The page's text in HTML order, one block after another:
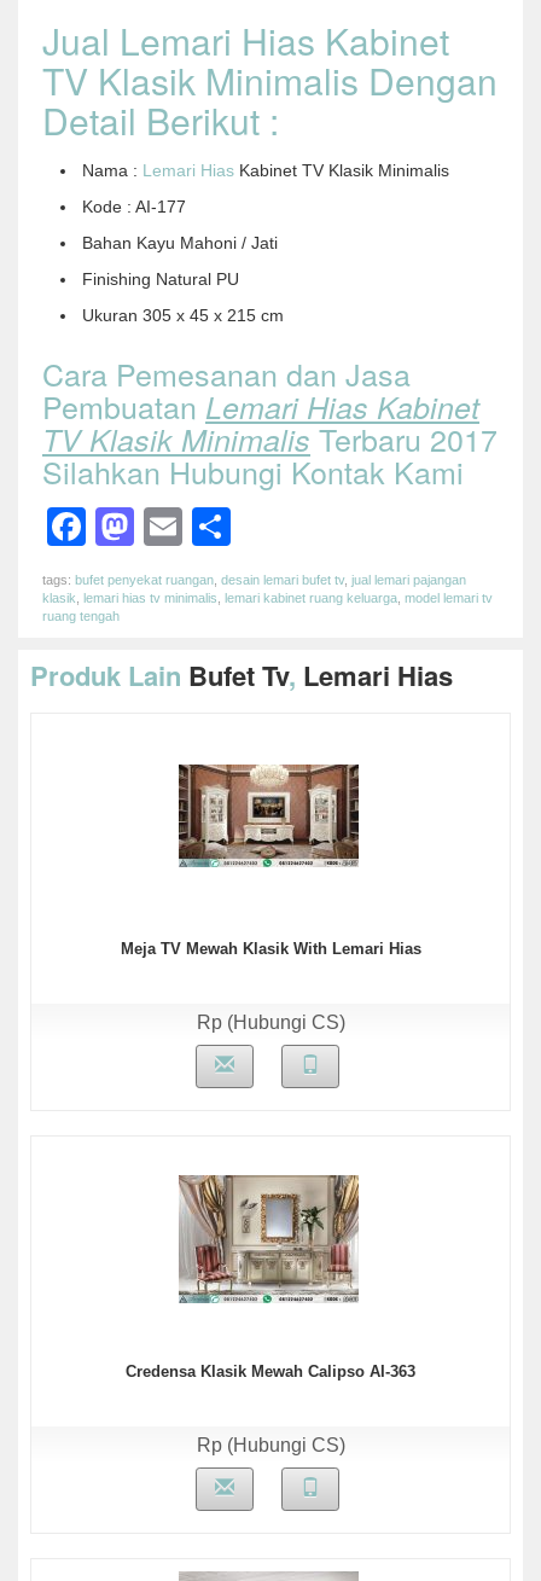
Jual Lemari Hias Kabinet
TV Klasik Minimalis Dengan
Detail Berikut :
Nama : Lemari Hias Kabinet TV Klasik Minimalis
Kode : AI-177
Bahan Kayu Mahoni / Jati
Finishing Natural PU
Ukuran 305 x 45 x 215 cm
Cara Pemesanan dan Jasa
Pembuatan Lemari Hias Kabinet
TV Klasik MinimalisTerbaru 2017
Silahkan Hubungi Kontak Kami
Facebook
Mastodon
Email
tags: bufet penyekat ruangan desain lemari bufet tv, jual lemari pajangan
klasik
lemari hias tv minimalis lemari kabinet ruang keluarga model lemari tv
ruang tengah
Produk Lain Bufet Tv, Lemari Hias
Meja TV Mewah Klasik With Lemari Hias
Rp (Hubungi CS)
Credensa Klasik Mewah Calipso AI-363
Rp (Hubungi CS)